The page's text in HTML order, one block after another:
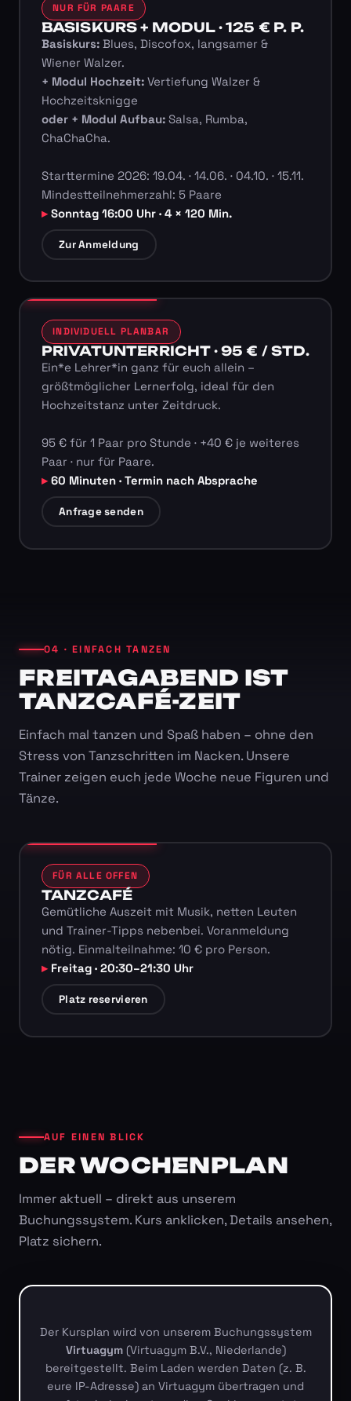
NUR FÜR PAARE
BASISKURS + MODUL · 125 € P. P.
Basiskurs:Blues, Discofox, langsamer &
Wiener Walzer.
+ Modul Hochzeit:Vertiefung Walzer &
Hochzeitsknigge
oder + Modul Aufbau:Salsa, Rumba,
ChaChaCha.
Starttermine 2026: 19.04. · 14.06. · 04.10. · 15.11.
Mindestteilnehmerzahl: 5 Paare
Sonntag 16:00 Uhr · 4 × 120 Min.
Zur Anmeldung
INDIVIDUELL PLANBAR
PRIVATUNTERRICHT · 95 € / STD.
Ein*e Lehrer*in ganz für euch allein –
größtmöglicher Lernerfolg, ideal für den
Hochzeitstanz unter Zeitdruck.
95 € für 1 Paar pro Stunde · +40 € je weiteres
Paar · nur für Paare.
60 Minuten · Termin nach Absprache
Anfrage senden
04 · EINFACH TANZEN
FREITAGABEND IST
TANZCAFÉ-ZEIT
Einfach mal tanzen und Spaß haben – ohne den
Stress von Tanzschritten im Nacken. Unsere
Trainer zeigen euch jede Woche neue Figuren und
Tänze.
FÜR ALLE OFFEN
TANZCAFÉ
Gemütliche Auszeit mit Musik, netten Leuten
und Trainer-Tipps nebenbei. Voranmeldung
nötig. Einmalteilnahme: 10 € pro Person.
Freitag · 20:30–21:30 Uhr
Platz reservieren
AUF EINEN BLICK
DER WOCHENPLAN
Immer aktuell – direkt aus unserem
Buchungssystem. Kurs anklicken, Details ansehen,
Platz sichern.
Der Kursplan wird von unserem Buchungssystem
Virtuagym(Virtuagym B.V., Niederlande)
bereitgestellt. Beim Laden werden Daten (z. B.
eure IP-Adresse) an Virtuagym übertragen und